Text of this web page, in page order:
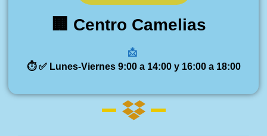
🏢 Centro Camelias
📩
⏱️ ✅ Lunes-Viernes 9:00 a 14:00 y 16:00 a 18:00